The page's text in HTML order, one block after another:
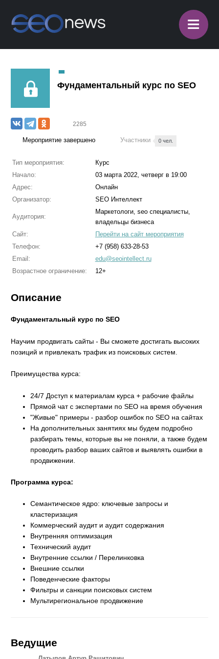
≡
Фундаментальный курс по SEO
2285
Мероприятие завершено Участники 0 чел.
Тип мероприятия:
Курс
Начало:
03 марта 2022, четверг в 19:00
Адрес:
Онлайн
Организатор:
SEO Интеллект
Аудитория:
Маркетологи, seo специалисты,
владельцы бизнеса
Сайт:
Перейти на сайт мероприятия
Телефон:
+7 (958) 633-28-53
Email:
edu@seointellect.ru
Возрастное ограничение:
12+
Описание
Фундаментальный курс по SEO
Научим продвигать сайты - Вы сможете достигать высоких
позиций и привлекать трафик из поисковых систем.
Преимущества курса:
24/7 Доступ к материалам курса + рабочие файлы
Прямой чат с экспертами по SEO на время обучения
"Живые" примеры - разбор ошибок по SEO на сайтах
На дополнительных занятиях мы будем подробно
разбирать темы, которые вы не поняли, а также будем
проводить разбор ваших сайтов и выявлять ошибки в
продвижении.
Программа курса:
Cемантическое ядро: ключевые запросы и
кластеризация
Коммерческий аудит и аудит содержания
Внутренняя оптимизация
Технический аудит
Внутренние ссылки / Перелинковка
Внешние ссылки
Поведенческие факторы
Фильтры и санкции поисковых систем
Мультирегиональное продвижение
Ведущие